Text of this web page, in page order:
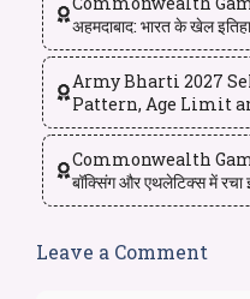
अहमदाबाद: भारत के खेल
Army Bharti 2027
Pattern, Age Limit
Commonwealth
बॉक्सिंग और एथलेटिक्स में रचा
Leave a Comment